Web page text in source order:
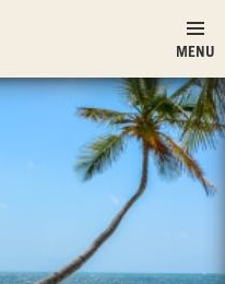
MENU